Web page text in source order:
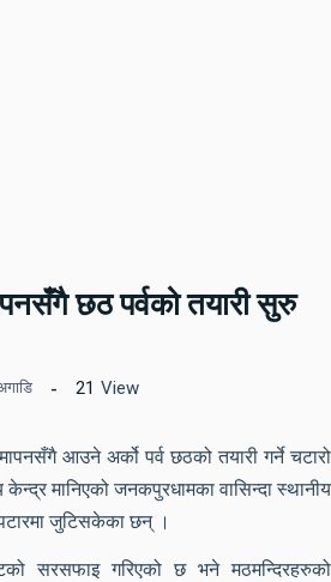
छठ पर्वको तयारी सुरु
21 View
आउने अर्को पर्व छठको तयारी गर्ने चटारो
मानिएको जनकपुरधामका वासिन्दा स्थानीय
जुटिसकेका छन् ।
सरसफाइ गरिएको छ भने मठमन्दिरहरुको